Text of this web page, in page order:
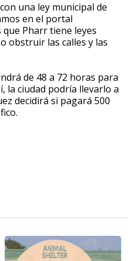
una ley municipal de
en el portal
Pharr tiene leyes
obstruir las calles y las
de 48 a 72 horas para
la ciudad podría llevarlo a
decidirá si pagará 500